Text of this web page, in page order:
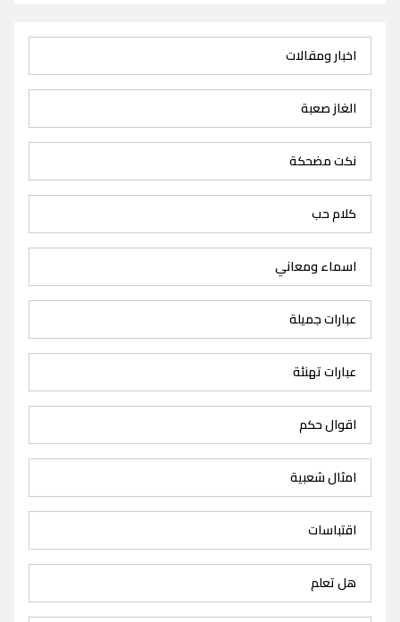
اخبار ومقالات
الغاز صعبة
نكت مضحكة
كلام حب
اسماء ومعاني
عبارات جميلة
عبارات تهنئة
اقوال حكم
امثال شعبية
اقتباسات
هل تعلم